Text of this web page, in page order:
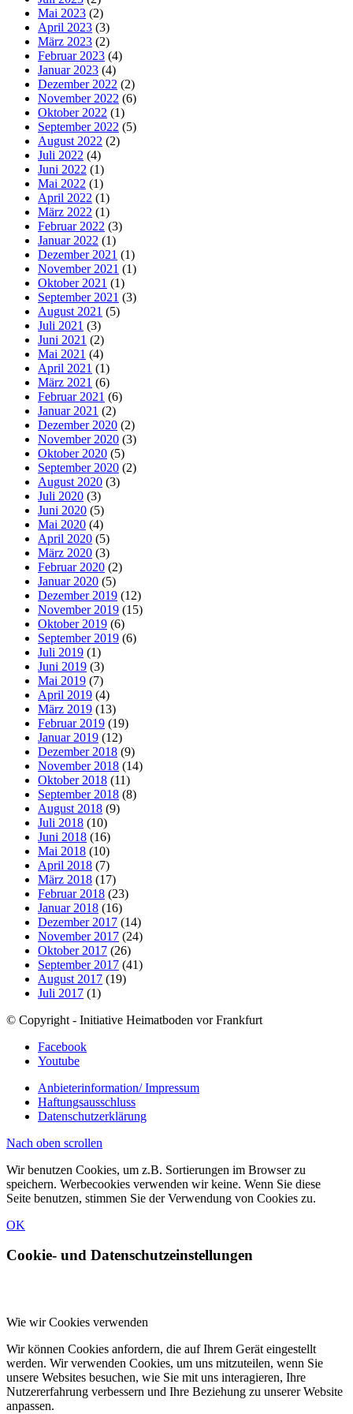
Mai 2023 (2)
April 2023 (3)
März 2023 (2)
Februar 2023 (4)
Januar 2023 (4)
Dezember 2022 (2)
November 2022 (6)
Oktober 2022 (1)
September 2022 (5)
August 2022 (2)
Juli 2022 (4)
Juni 2022 (1)
Mai 2022 (1)
April 2022 (1)
März 2022 (1)
Februar 2022 (3)
Januar 2022 (1)
Dezember 2021 (1)
November 2021 (1)
Oktober 2021 (1)
September 2021 (3)
August 2021 (5)
Juli 2021 (3)
Juni 2021 (2)
Mai 2021 (4)
April 2021 (1)
März 2021 (6)
Februar 2021 (6)
Januar 2021 (2)
Dezember 2020 (2)
November 2020 (3)
Oktober 2020 (5)
September 2020 (2)
August 2020 (3)
Juli 2020 (3)
Juni 2020 (5)
Mai 2020 (4)
April 2020 (5)
März 2020 (3)
Februar 2020 (2)
Januar 2020 (5)
Dezember 2019 (12)
November 2019 (15)
Oktober 2019 (6)
September 2019 (6)
Juli 2019 (1)
Juni 2019 (3)
Mai 2019 (7)
April 2019 (4)
März 2019 (13)
Februar 2019 (19)
Januar 2019 (12)
Dezember 2018 (9)
November 2018 (14)
Oktober 2018 (11)
September 2018 (8)
August 2018 (9)
Juli 2018 (10)
Juni 2018 (16)
Mai 2018 (10)
April 2018 (7)
März 2018 (17)
Februar 2018 (23)
Januar 2018 (16)
Dezember 2017 (14)
November 2017 (24)
Oktober 2017 (26)
September 2017 (41)
August 2017 (19)
Juli 2017 (1)
© Copyright - Initiative Heimatboden vor Frankfurt
Facebook
Youtube
Anbieterinformation/ Impressum
Haftungsausschluss
Datenschutzerklärung
Nach oben scrollen
Wir benutzen Cookies, um z.B. Sortierungen im Browser zu
speichern. Werbecookies verwenden wir keine. Wenn Sie diese
Seite benutzen, stimmen Sie der Verwendung von Cookies zu.
OK
Cookie- und Datenschutzeinstellungen
Wie wir Cookies verwenden
Wir können Cookies anfordern, die auf Ihrem Gerät eingestellt
werden. Wir verwenden Cookies, um uns mitzuteilen, wenn Sie
unsere Websites besuchen, wie Sie mit uns interagieren, Ihre
Nutzererfahrung verbessern und Ihre Beziehung zu unserer Website
anpassen.